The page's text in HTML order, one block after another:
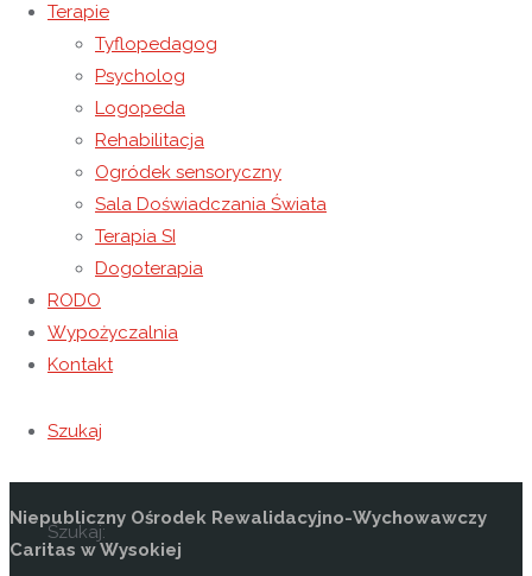
Terapie
Tyflopedagog
Psycholog
Logopeda
Rehabilitacja
Ogródek sensoryczny
Sala Doświadczania Świata
Terapia SI
Dogoterapia
RODO
Wypożyczalnia
Kontakt
Szukaj
Szukaj:
Podczas homilii padły słynne słowa papieża-Polaka:
lękajcie się! Otwórzcie na oścież drzwi Chrystusowi! Jego
zbawczej władzy otwórzcie granice państw, ustrojów
ekonomicznych i politycznych, szerokich dziedzin kultury,
cywilizacji, rozwoju. Nie lękajcie się!
Stolicę Piotrową w Rzymie wstępuje dziś biskup, który nie jest
rzymianinem. Biskup, który jest synem Polski. Ale od tej chwili
staje się również rzymianinem. Tak, rzymianinem!
Polaków Ojciec Święty powiedział:
powiedzieć, będzie blade w stosunku do tego, co czuje w tej
chwili moje serce. A także w stosunku do tego, co czują wasze
Niepubliczny Ośrodek Rewalidacyjno-Wychowawczy
Caritas w Wysokiej